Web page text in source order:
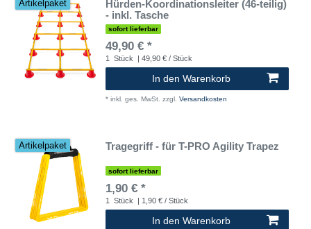
Artikelpaket
Hürden-Koordinationsleiter (46-teilig)
- inkl. Tasche
sofort lieferbar
49,90 € *
1 Stück | 49,90 € / Stück
In den Warenkorb
* inkl. ges. MwSt. zzgl. Versandkosten
Artikelpaket Tragegriff - für T-PRO Agility Trapez
sofort lieferbar
1,90 € *
1 Stück | 1,90 € / Stück
In den Warenkorb